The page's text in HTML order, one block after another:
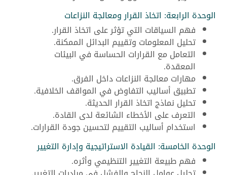
الوحدة الرابعة: اتخاذ القرار ومعالجة النزاعات
فهم السياقات التي تؤثر على اتخاذ القرار.
تحليل المعلومات وتقييم البدائل الممكنة.
التعامل مع القرارات الحساسة في البيئات
المعقدة.
مهارات معالجة النزاعات داخل الفرق.
تطبيق أساليب التفاوض في المواقف الخلافية.
تحليل نماذج اتخاذ القرار الحديثة.
التعرف على الأخطاء الشائعة لدى القادة.
استخدام أساليب التقييم لتحسين جودة القرارات.
الوحدة الخامسة: القيادة الاستراتيجية وإدارة التغيير
فهم طبيعة التغيير التنظيمي وأثره.